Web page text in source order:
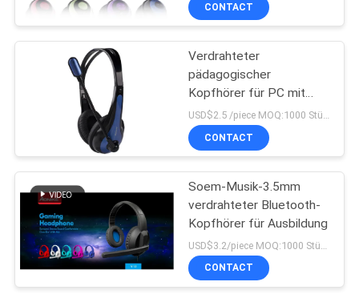
CONTACT
Verdrahteter
pädagogischer
Kopfhörer für PC mit
Gewehr Mic
CONTACT
Soem-Musik-3.5mm
verdrahteter Bluetooth-
Kopfhörer für Ausbildung
CONTACT